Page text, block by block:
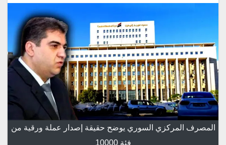
المصرف المركزي السوري يوضح حقيقة إصدار عملة ورقية من
فئة 10000